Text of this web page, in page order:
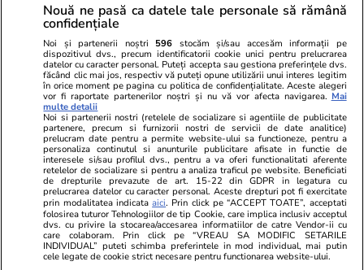
Știri România 15:56
Avertizări ANM Nowcasting de ploi torențiale
și grindină. Lista zonelor afectate de
fenomenele meteo extreme
Stiri Mondene 15:49
Alexandra Stan, anunț după ultima consultație
înainte să devină mamă: „Mai am 2 zile până
nasc”
Sănătate și Fitness 15:44
Nouă ne pasă ca datele tale personale să rămână
confidențiale
Noi și partenerii noștri 596 stocăm și/sau accesăm informații pe
dispozitivul dvs., precum identificatorii cookie unici pentru prelucrarea
datelor cu caracter personal. Puteți accepta sau gestiona preferințele dvs.
făcând clic mai jos, respectiv vă puteți opune utilizării unui interes legitim
în orice moment pe pagina cu politica de confidențialitate. Aceste alegeri
vor fi raportate partenerilor noștri și nu vă vor afecta navigarea. Mai
multe detalii
Noi si partenerii nostri (retelele de socializare si agentiile de publicitate
partenere, precum si furnizorii nostri de servicii de date analitice)
prelucram date pentru a permite website-ului sa functioneze, pentru a
personaliza continutul si anunturile publicitare afisate in functie de
interesele si/sau profilul dvs., pentru a va oferi functionalitati aferente
retelelor de socializare si pentru a analiza traficul pe website. Beneficiati
de drepturile prevazute de art. 15-22 din GDPR in legatura cu
prelucrarea datelor cu caracter personal. Aceste drepturi pot fi exercitate
prin modalitatea indicataaici. Prin click pe “ACCEPT TOATE”, acceptati
folosirea tuturor Tehnologiilor de tip Cookie, care implica inclusiv acceptul
dvs. cu privire la stocarea/accesarea informatiilor de catre Vendor-ii cu
care colaboram. Prin click pe “VREAU SA MODIFIC SETARILE
INDIVIDUAL” puteti schimba preferintele in mod individual, mai putin
cele legate de cookie strict necesare pentru functionarea website-ului.